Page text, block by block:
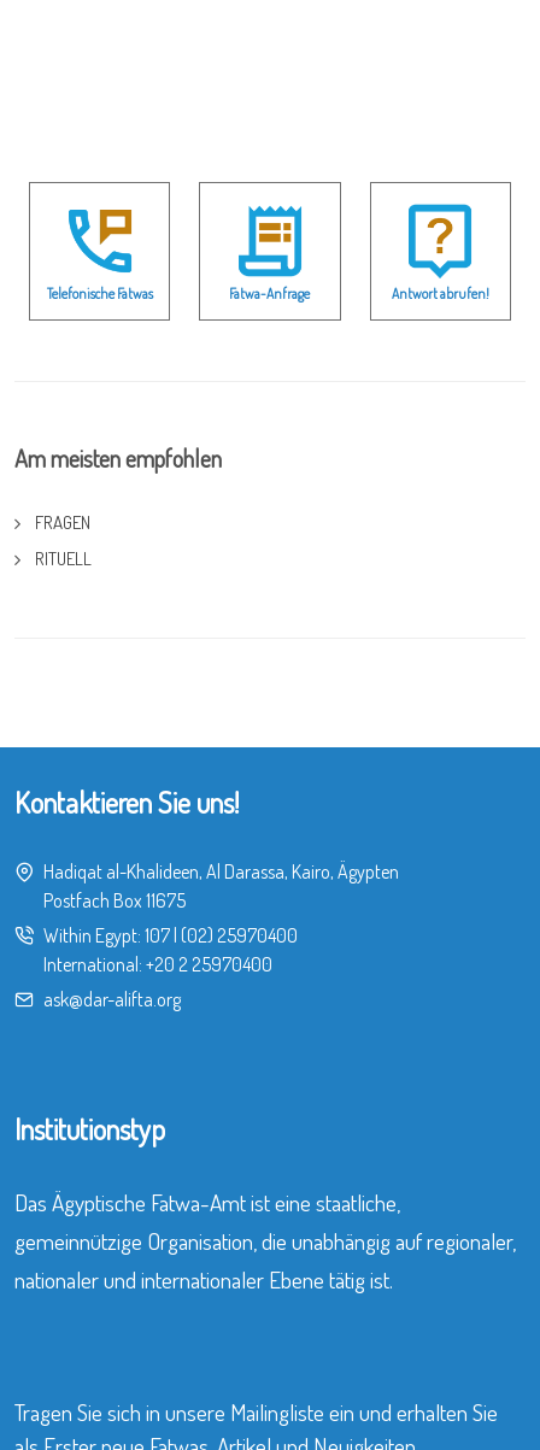
Telefonische Fatwas Fatwa-Anfrage Antwort abrufen!
Am meisten empfohlen
FRAGEN
RITUELL
Kontaktieren Sie uns!
Hadiqat al-Khalideen, Al Darassa, Kairo, Ägypten
Postfach Box 11675
Within Egypt: 107| (02) 25970400
International: +20 2 25970400
ask@dar-alifta.org
Institutionstyp
Das Ägyptische Fatwa-Amt ist eine staatliche,
gemeinnützige Organisation, die unabhängig auf regionaler,
nationaler und internationaler Ebene tätig ist.
Tragen Sie sich in unsere Mailingliste ein und erhalten Sie